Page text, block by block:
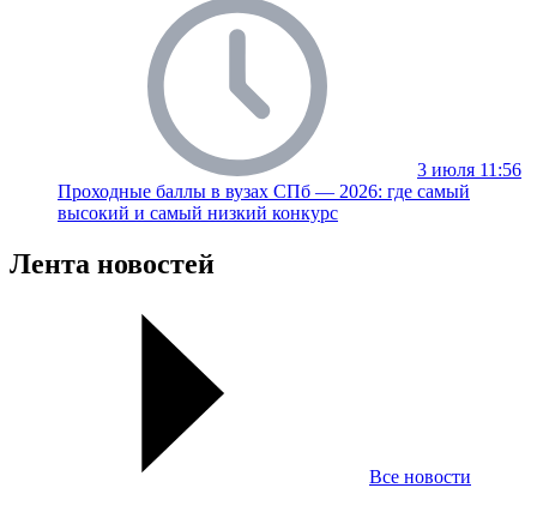
3 июля 11:56
Проходные баллы в вузах СПб — 2026: где самый
высокий и самый низкий конкурс
Лента новостей
Все новости